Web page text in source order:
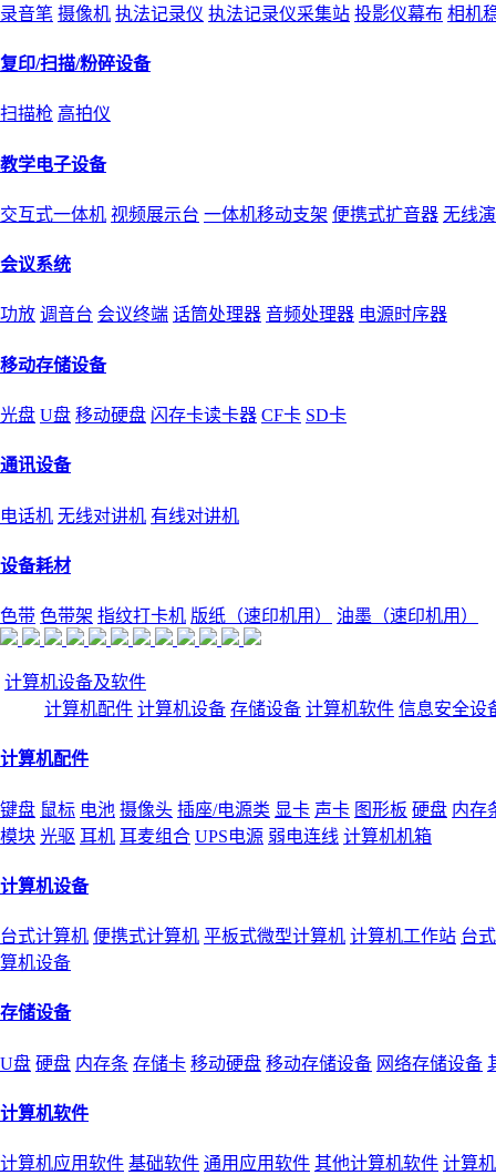
录音笔 摄像机 执法记录仪 执法记录仪采集站 投影仪幕布 相机
复印/扫描/粉碎设备
扫描枪 高拍仪
教学电子设备
交互式一体机 视频展示台 一体机移动支架 便携式扩音器 无线
会议系统
功放 调音台 会议终端 话筒处理器 音频处理器 电源时序器
移动存储设备
光盘 U盘 移动硬盘 闪存卡读卡器 CF卡 SD卡
通讯设备
电话机 无线对讲机 有线对讲机
设备耗材
色带 色带架 指纹打卡机 版纸（速印机用） 油墨（速印机用）
计算机设备及软件
计算机配件 计算机设备 存储设备 计算机软件 信息安全设
计算机配件
键盘 鼠标 电池 摄像头 插座/电源类 显卡 声卡 图形板 硬盘 内存
模块 光驱 耳机 耳麦组合 UPS电源 弱电连线 计算机机箱
计算机设备
台式计算机 便携式计算机 平板式微型计算机 计算机工作站 台
算机设备
存储设备
U盘 硬盘 内存条 存储卡 移动硬盘 移动存储设备 网络存储设备
计算机软件
计算机应用软件 基础软件 通用应用软件 其他计算机软件 计算